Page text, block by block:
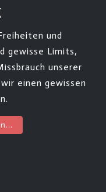
und
gewisse Limits,
unserer
einen gewissen